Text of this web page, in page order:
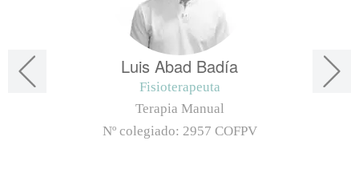
Luis Abad Badía
Fisioterapeuta
Terapia Manual
Nº colegiado: 2957 COFPV